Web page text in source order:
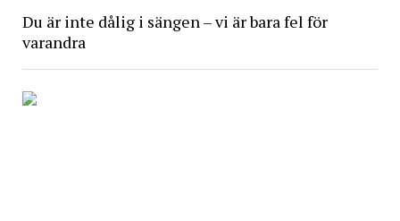
Du är inte dålig i sängen – vi är bara fel för
varandra